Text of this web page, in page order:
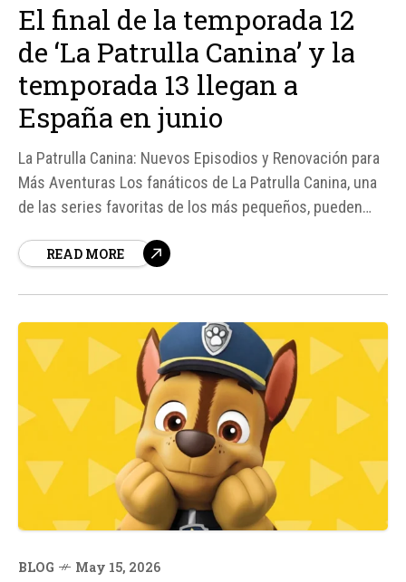
El final de la temporada 12
de ‘La Patrulla Canina’ y la
temporada 13 llegan a
España en junio
La Patrulla Canina: Nuevos Episodios y Renovación para
Más Aventuras Los fanáticos de La Patrulla Canina, una
de las series favoritas de los más pequeños, pueden
SkyShowtime ha confirmado la llegada de nuevos
READ MORE
BLOG May 15, 2026